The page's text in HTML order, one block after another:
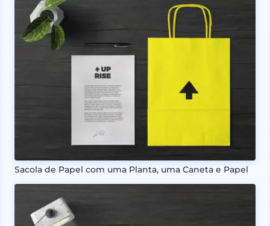
Sacola de Papel com uma Planta, uma Caneta e Papel